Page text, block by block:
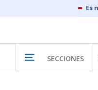
SECCIONES